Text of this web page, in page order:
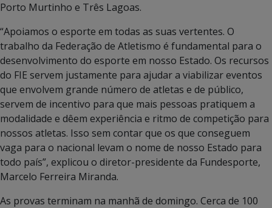
Porto Murtinho e Três Lagoas.
“Apoiamos o esporte em todas as suas vertentes. O
trabalho da Federação de Atletismo é fundamental para o
desenvolvimento do esporte em nosso Estado. Os recursos
do FIE servem justamente para ajudar a viabilizar eventos
que envolvem grande número de atletas e de público,
servem de incentivo para que mais pessoas pratiquem a
modalidade e dêem experiência e ritmo de competição para
nossos atletas. Isso sem contar que os que conseguem
vaga para o nacional levam o nome de nosso Estado para
todo país”, explicou o diretor-presidente da Fundesporte,
Marcelo Ferreira Miranda.
As provas terminam na manhã de domingo. Cerca de 100